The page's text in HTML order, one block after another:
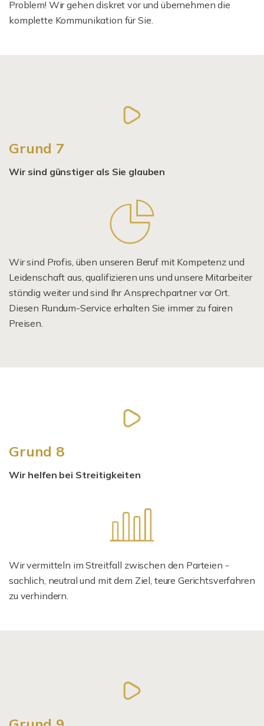
Problem! Wir gehen diskret vor und übernehmen die
komplette Kommunikation für Sie.
Grund 7
Wir sind günstiger als Sie glauben
Wir sind Profis, üben unseren Beruf mit Kompetenz und
Leidenschaft aus, qualifizieren uns und unsere Mitarbeiter
ständig weiter und sind Ihr Ansprechpartner vor Ort.
Diesen Rundum-Service erhalten Sie immer zu fairen
Preisen.
Grund 8
Wir helfen bei Streitigkeiten
Wir vermitteln im Streitfall zwischen den Parteien -
sachlich, neutral und mit dem Ziel, teure Gerichtsverfahren
zu verhindern.